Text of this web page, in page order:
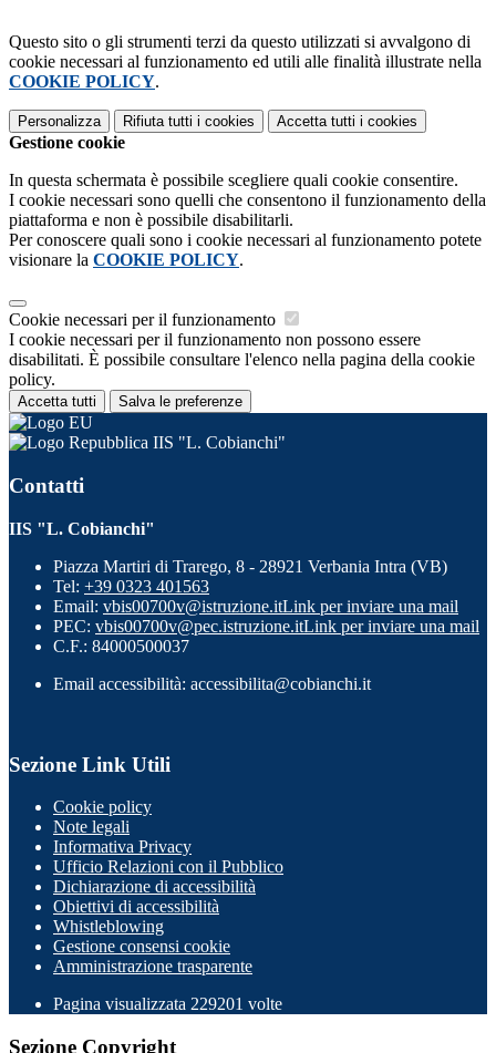
Questo sito o gli strumenti terzi da questo utilizzati si avvalgono di
cookie necessari al funzionamento ed utili alle finalità illustrate nella
COOKIE POLICY.
Personalizza Rifiuta tutti i cookies Accetta tutti i cookies
Gestione cookie
In questa schermata è possibile scegliere quali cookie consentire.
I cookie necessari sono quelli che consentono il funzionamento della
piattaforma e non è possibile disabilitarli.
Per conoscere quali sono i cookie necessari al funzionamento potete
visionare la COOKIE POLICY.
Cookie necessari per il funzionamento
I cookie necessari per il funzionamento non possono essere
disabilitati. È possibile consultare l'elenco nella pagina della cookie
policy.
Accetta tutti Salva le preferenze
IIS "L. Cobianchi"
Contatti
IIS "L. Cobianchi"
Piazza Martiri di Trarego, 8 - 28921 Verbania Intra (VB)
Tel: +39 0323 401563
Email: vbis00700v@istruzione.itLink per inviare una mail
PEC: vbis00700v@pec.istruzione.itLink per inviare una mail
C.F.: 84000500037
Email accessibilità: accessibilita@cobianchi.it
Sezione Link Utili
Cookie policy
Note legali
Informativa Privacy
Ufficio Relazioni con il Pubblico
Dichiarazione di accessibilità
Obiettivi di accessibilità
Whistleblowing
Gestione consensi cookie
Amministrazione trasparente
Pagina visualizzata 229201 volte
Sezione Copyright